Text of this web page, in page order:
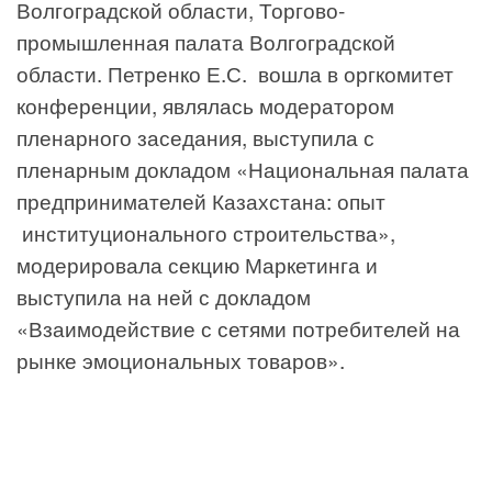
Волгоградской области, Торгово-
промышленная палата Волгоградской
области. Петренко Е.С. вошла в оргкомитет
конференции, являлась модератором
пленарного заседания, выступила с
пленарным докладом «Национальная палата
предпринимателей Казахстана: опыт
институционального строительства»,
модерировала секцию Маркетинга и
выступила на ней с докладом
«Взаимодействие с сетями потребителей на
рынке эмоциональных товаров».